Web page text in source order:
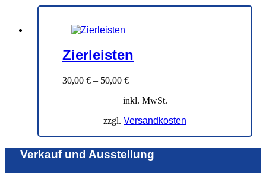
Zierleisten
30,00 € – 50,00 €
inkl. MwSt.
zzgl. Versandkosten
Verkauf und Ausstellung